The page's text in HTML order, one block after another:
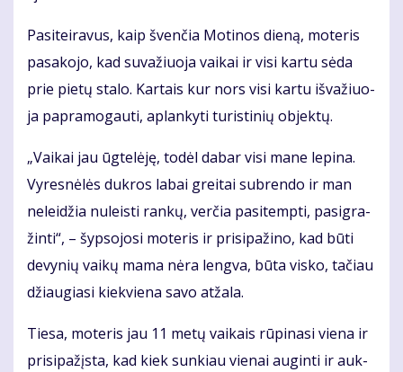
Pa­si­tei­ra­vus, kaip šven­čia Mo­ti­nos die­ną, mo­te­ris
pa­sa­ko­jo, kad su­va­žiuo­ja vai­kai ir vi­si kar­tu sė­da
prie pie­tų sta­lo. Kar­tais kur nors vi­si kar­tu iš­va­žiuo­
ja pa­pra­mo­gau­ti, ap­lan­ky­ti tu­ris­ti­nių ob­jek­tų.
„Vai­kai jau ūg­te­lė­ję, to­dėl da­bar vi­si ma­ne le­pi­na.
Vy­res­nė­lės duk­ros la­bai grei­tai su­bren­do ir man
ne­lei­džia nu­leis­ti ran­kų, ver­čia pa­si­temp­ti, pa­sig­ra­
žin­ti“, – šyp­so­jo­si mo­te­ris ir pri­si­pa­ži­no, kad bū­ti
de­vy­nių vai­kų ma­ma nė­ra leng­va, bū­ta vis­ko, ta­čiau
džiau­gia­si kiek­vie­na sa­vo at­ža­la.
Tie­sa, mo­te­ris jau 11 me­tų vai­kais rū­pi­na­si vie­na ir
pri­si­pa­žįs­ta, kad kiek sun­kiau vie­nai au­gin­ti ir auk­